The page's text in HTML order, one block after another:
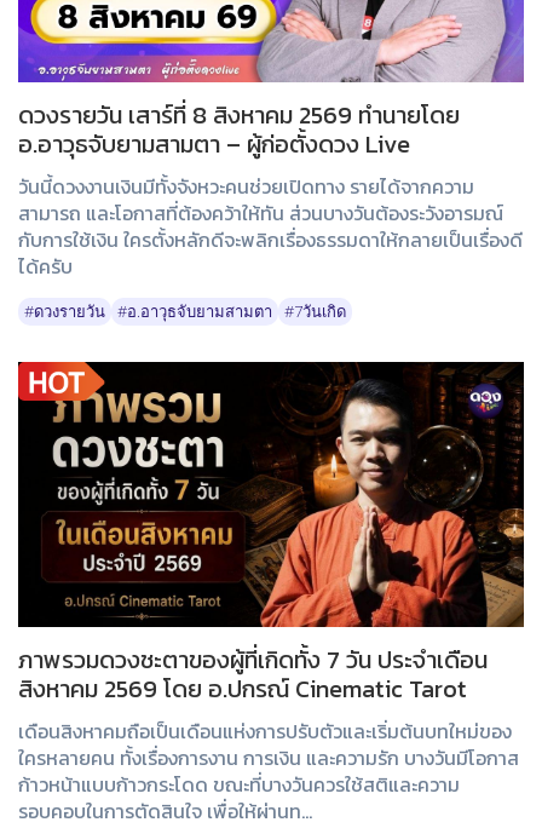
ดวงรายวัน เสาร์ที่ 8 สิงหาคม 2569 ทำนายโดย
อ.อาวุธจับยามสามตา – ผู้ก่อตั้งดวง Live
วันนี้ดวงงานเงินมีทั้งจังหวะคนช่วยเปิดทาง รายได้จากความ
สามารถ และโอกาสที่ต้องคว้าให้ทัน ส่วนบางวันต้องระวังอารมณ์
กับการใช้เงิน ใครตั้งหลักดีจะพลิกเรื่องธรรมดาให้กลายเป็นเรื่องดี
ได้ครับ
#ดวงรายวัน #อ.อาวุธจับยามสามตา #7วันเกิด
ภาพรวมดวงชะตาของผู้ที่เกิดทั้ง 7 วัน ประจำเดือน
สิงหาคม 2569 โดย อ.ปกรณ์ Cinematic Tarot
เดือนสิงหาคมถือเป็นเดือนแห่งการปรับตัวและเริ่มต้นบทใหม่ของ
ใครหลายคน ทั้งเรื่องการงาน การเงิน และความรัก บางวันมีโอกาส
ก้าวหน้าแบบก้าวกระโดด ขณะที่บางวันควรใช้สติและความ
รอบคอบในการตัดสินใจ เพื่อให้ผ่านท...